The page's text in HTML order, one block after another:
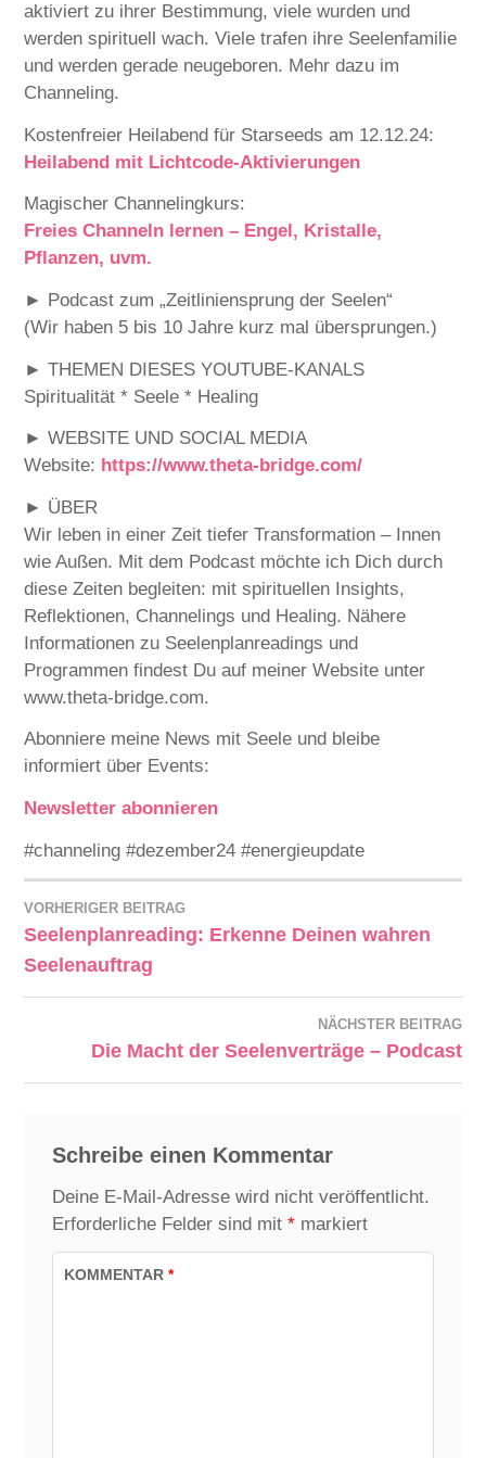
aktiviert zu ihrer Bestimmung, viele wurden und
werden spirituell wach. Viele trafen ihre Seelenfamilie
und werden gerade neugeboren. Mehr dazu im
Channeling.
Kostenfreier Heilabend für Starseeds am 12.12.24:
Heilabend mit Lichtcode-Aktivierungen
Magischer Channelingkurs:
Freies Channeln lernen – Engel, Kristalle,
Pflanzen, uvm.
► Podcast zum „Zeitliniensprung der Seelen“
(Wir haben 5 bis 10 Jahre kurz mal übersprungen.)
► THEMEN DIESES YOUTUBE-KANALS
Spiritualität * Seele * Healing
► WEBSITE UND SOCIAL MEDIA
Website: https://www.theta-bridge.com/
► ÜBER
Wir leben in einer Zeit tiefer Transformation – Innen
wie Außen. Mit dem Podcast möchte ich Dich durch
diese Zeiten begleiten: mit spirituellen Insights,
Reflektionen, Channelings und Healing. Nähere
Informationen zu Seelenplanreadings und
Programmen findest Du auf meiner Website unter
⁠⁠⁠www.theta-bridge.com⁠⁠⁠⁠⁠⁠⁠⁠⁠⁠.
Abonniere meine News mit Seele und bleibe
informiert über Events:
Newsletter abonnieren
#channeling #dezember24 #energieupdate
VORHERIGER BEITRAG
Seelenplanreading: Erkenne Deinen wahren
Seelenauftrag
NÄCHSTER BEITRAG
Die Macht der Seelenverträge – Podcast
Schreibe einen Kommentar
Deine E-Mail-Adresse wird nicht veröffentlicht.
Erforderliche Felder sind mit *markiert
KOMMENTAR*